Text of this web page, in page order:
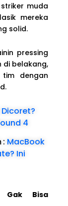
muda
mereka
solid.
pressing
di belakang,
dengan
4
: MacBook
Ini
Gak Bisa